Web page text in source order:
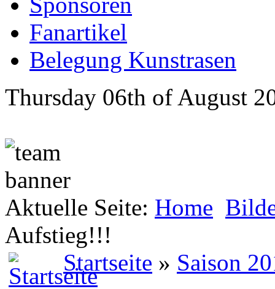
Fanartikel
Belegung Kunstrasen
Thursday 06th of August
Aktuelle Seite: Home
Aufstieg!!!
Startseite » Saison